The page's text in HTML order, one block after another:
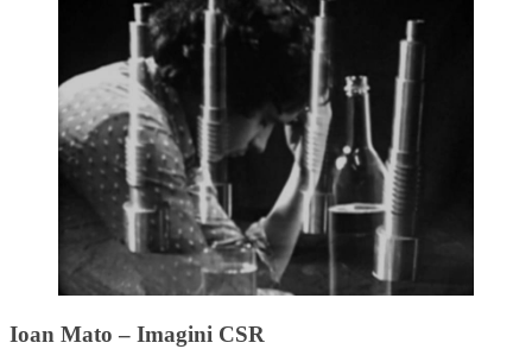
Ioan Mato – Imagini CSR